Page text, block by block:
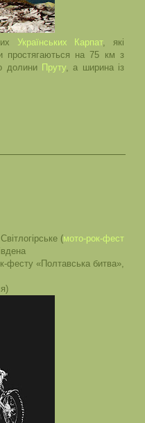
Українських Карпат, які
простягаються на 75 км з
долини Пруту, а ширина із
(мото-рок-фест
фесту «Полтавська битва»,